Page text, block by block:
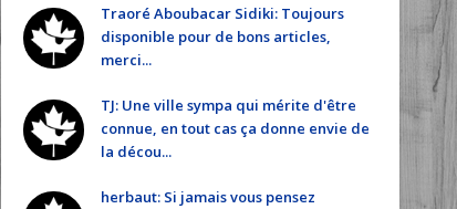
Traoré Aboubacar Sidiki: Toujours
disponible pour de bons articles,
merci...
TJ: Une ville sympa qui mérite d'être
connue, en tout cas ça donne envie de
la décou...
herbaut: Si jamais vous pensez